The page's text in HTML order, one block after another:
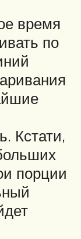
время
по
Кстати,
порции